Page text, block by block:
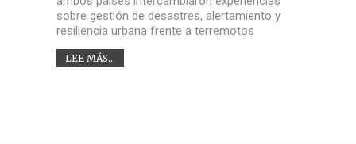
sobre gestión de desastres, alertamiento y
resiliencia urbana frente a terremotos
LEE MÁS...